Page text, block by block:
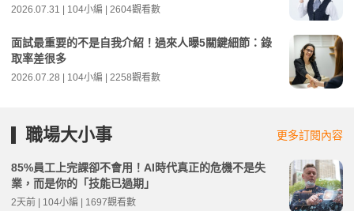
2026.07.31 | 104小編 | 2604觀看數
面試最重要的不是自我介紹！過來人曝5關鍵細節：錄
取率差很多
2026.07.28 | 104小編 | 2258觀看數
職場大小事 更多訂閱內容
85%員工上完課卻不會用！AI時代真正的危機不是失
業，而是你的「技能已過期」
2天前 | 104小編 | 1697觀看數